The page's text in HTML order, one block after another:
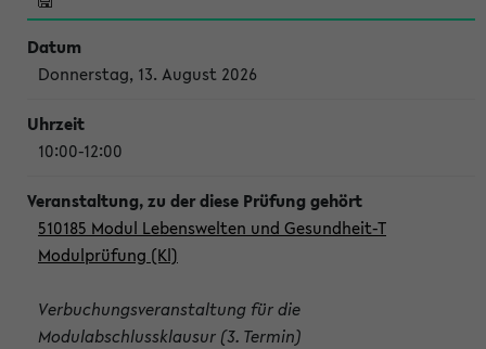
Donnerstag, 13. August 2026
10:00-12:00
510185 Modul Lebenswelten und Gesundheit-T
Modulprüfung (Kl)
Verbuchungsveranstaltung für die
Modulabschlussklausur (3. Termin)